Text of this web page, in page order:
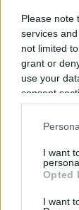
Please note
services
not limited
grant or
use your
consent
I want
Opted
I want
Orbene, in
destra?
(1) In
caso di